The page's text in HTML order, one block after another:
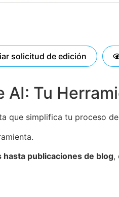
solicitud de edición
AI: Tu
que simplifica tu proceso
publicaciones de blog,